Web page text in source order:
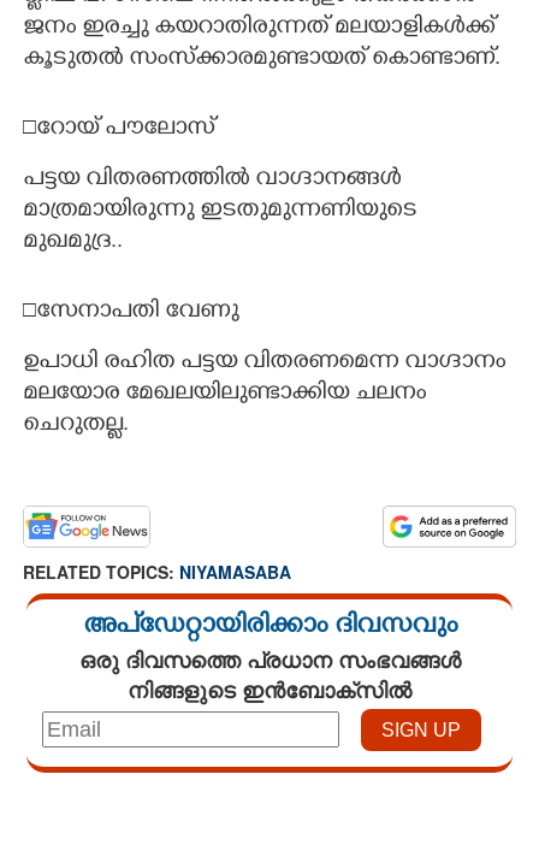
ജനം ഇരച്ചു കയറാതിരുന്നത് മലയാളികൾക്ക്
കൂടുതൽ സംസ്ക്കാരമുണ്ടായത് കൊണ്ടാണ്.
□റോയ് പൗലോസ്
പട്ടയ വിതരണത്തിൽ വാഗ്ദാനങ്ങൾ
മാത്രമായിരുന്നു ഇടതുമുന്നണിയുടെ
മുഖമുദ്ര..
□സേനാപതി വേണു
ഉപാധി രഹിത പട്ടയ വിതരണമെന്ന വാഗ്ദാനം
മലയോര മേഖലയിലുണ്ടാക്കിയ ചലനം
ചെറുതല്ല.
RELATED TOPICS: NIYAMASABA
അപ്ഡേറ്റായിരിക്കാം ദിവസവും
ഒരു ദിവസത്തെ പ്രധാന സംഭവങ്ങൾ
നിങ്ങളുടെ ഇൻബോക്സിൽ